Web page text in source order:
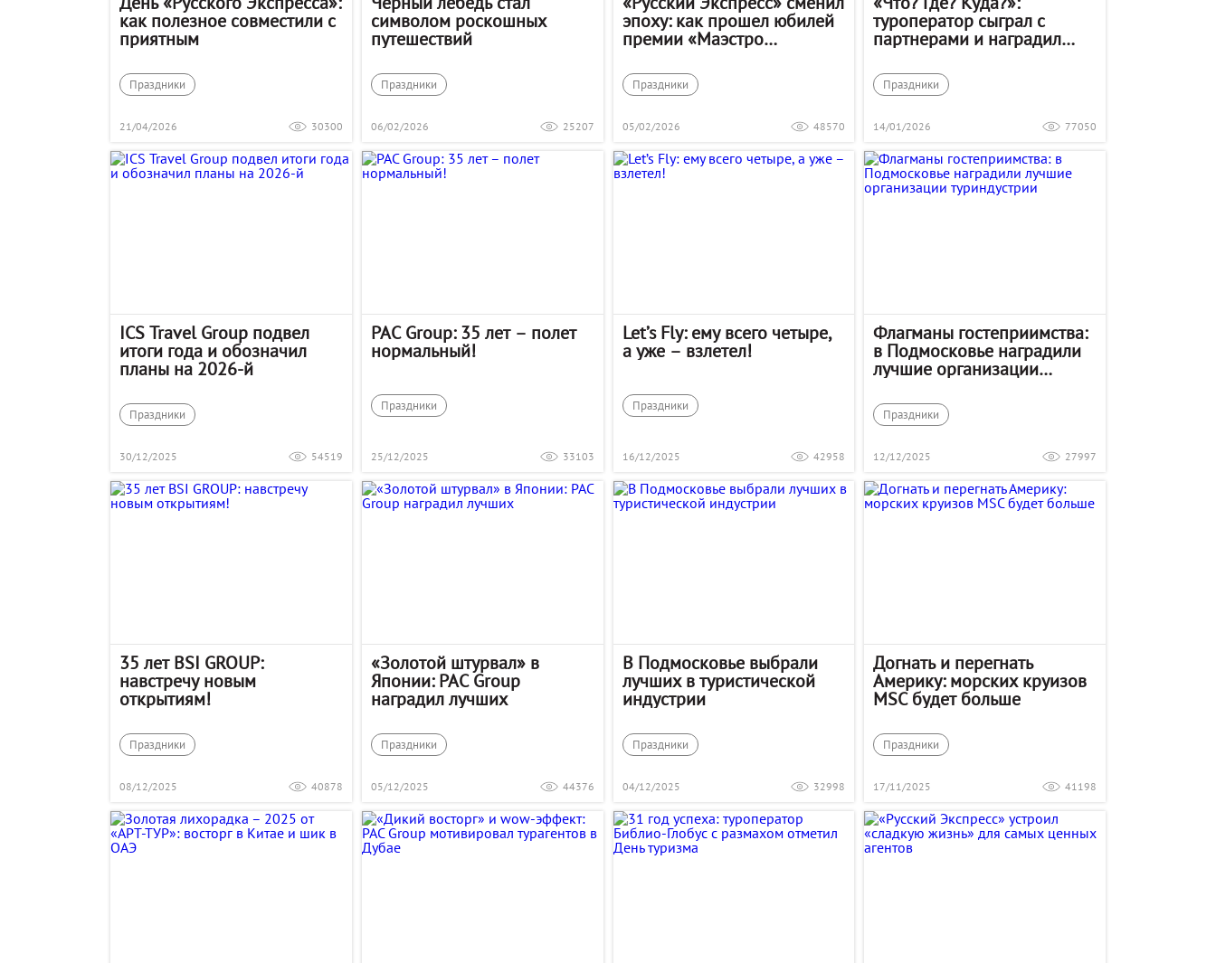
как полезное совместили с
приятным
Праздники
21/04/2026 30300
символом роскошных
путешествий
Праздники
06/02/2026 25207
эпоху: как прошел юбилей
премии «Маэстро
Праздники
05/02/2026 48570
туроператор сыграл с
партнерами и наградил
Праздники
14/01/2026 77050
ICS Travel Group подвел
итоги года и обозначил
планы на 2026-й
Праздники
30/12/2025 54519
PAC Group: 35 лет – полет
нормальный!
Праздники
25/12/2025 33103
Let’s Fly: ему всего четыре,
а уже – взлетел!
Праздники
16/12/2025 42958
Флагманы гостеприимства:
в Подмосковье наградили
лучшие организации
Праздники
12/12/2025 27997
35 лет BSI GROUP:
навстречу новым
открытиям!
Праздники
08/12/2025 40878
«Золотой штурвал» в
Японии: PAC Group
наградил лучших
Праздники
05/12/2025 44376
В Подмосковье выбрали
лучших в туристической
индустрии
Праздники
04/12/2025 32998
Догнать и перегнать
Америку: морских круизов
MSC будет больше
Праздники
17/11/2025 41198